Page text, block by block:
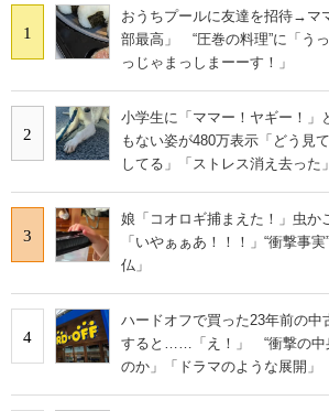
1
おうちプールに友達を招待→
部最高」 “圧巻の料理”に「う
っじゃまっしまーーす！」
2
小学生に「ママー！ヤギー！
もない姿が480万表示「どう見
してる」「ストレス消え去った」
3
娘「コオロギ捕まえた！」虫
「いやぁぁあ！！！」“衝撃事
仏」
4
ハードオフで買った23年前の
すると……「え！」 “衝撃の中
のか」「ドラマのような展開」